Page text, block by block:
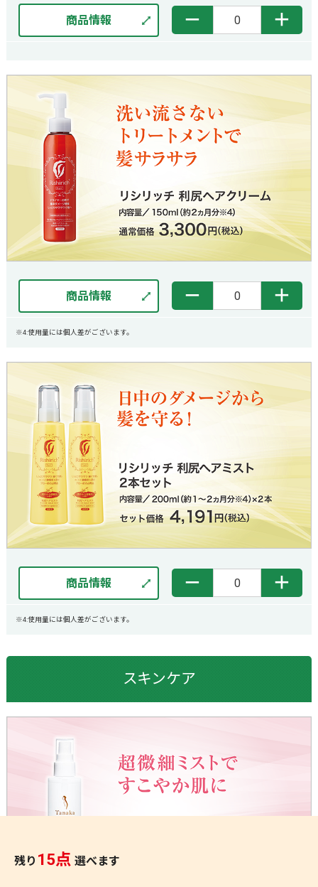
商品情報 － ＋
商品情報 － ＋
※4:使用量には個人差がございます。
商品情報 － ＋
※4:使用量には個人差がございます。
スキンケア
残り 15点 選べます